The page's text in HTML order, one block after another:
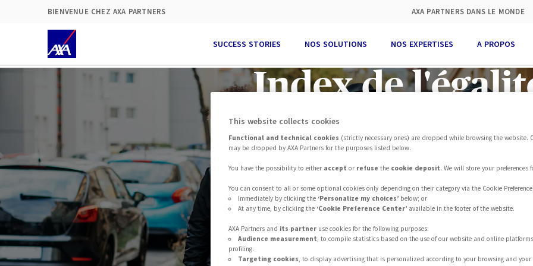
BIENVENUE CHEZ AXA PARTNERS AXA PARTNERS DANS LE MONDE
SUCCESS STORIES NOS SOLUTIONS NOS EXPERTISES A PROPOS
Index de
professionnelle
Partners Holding
2024
This website collects cookies
Functional and technical cookies (strictly necessary ones) are dropped while browsing the website.
may be dropped by AXA Partners for the purposes listed below.
You have the possibility to either accept or refuse the cookie deposit. We will store your preferences
You can consent to all or some optional cookies only depending on their category via the Cookie Preference
Immediately by clicking the ‘Personalize my choices’ below; or
At any time, by clicking the ‘Cookie Preference Center’ available in the footer of the website.
AXA Partners and its partner use cookies for the following purposes:
Audience measurement, to compile statistics based on the use of our website and online
profiling.
Targeting cookies, to display advertising that is personalized according to your browsing and your